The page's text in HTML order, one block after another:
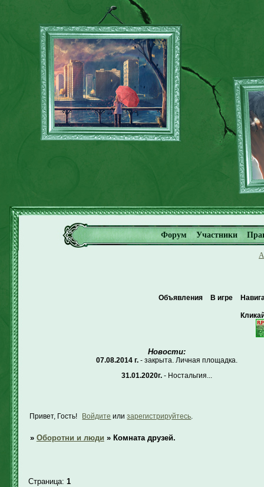
Форум Участники
Объявления В игре
Новости:
07.08.2014 г. - закрыта. Личная площадка.
31.01.2020г. - Ностальгия...
Привет, Гость! Войдите илизарегистрируйтесь
» Оборотни и люди » Комната друзей.
Страница: 1